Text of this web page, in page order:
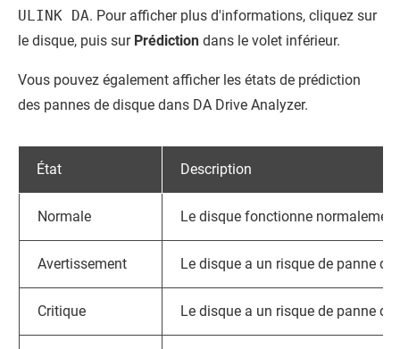
ULINK DA. Pour afficher plus d'informations, cliquez sur
le disque, puis sur Prédiction dans le volet inférieur.
Vous pouvez également afficher les états de prédiction
des pannes de disque dans DA Drive Analyzer.
État Description
Normale Le disque fonctionne
Avertissement Le disque a un risque de panne de
Critique Le disque a un risque de panne de